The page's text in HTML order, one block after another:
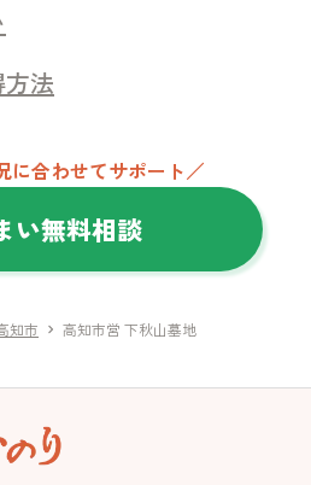
法
に合わせてサポート／
い無料相談
知市 chevron_right 高知市営 下秋山墓地